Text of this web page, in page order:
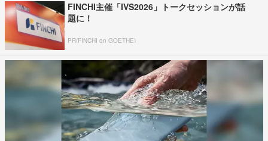
FINCHI主催「IVS2026」トークセッションが話
題に！
PR(FINCHI on GOETHE)